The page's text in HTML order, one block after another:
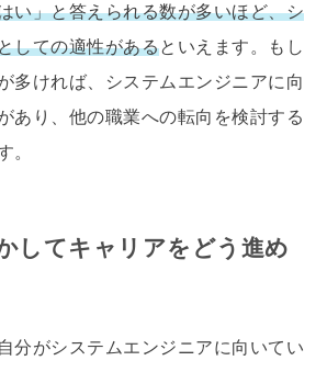
い」と答えられる数が多いほど、シ
しての適性があるといえます。もし
多ければ、システムエンジニアに向
あり、他の職業への転向を検討する
。
してキャリアをどう進め
分がシステムエンジニアに向いてい